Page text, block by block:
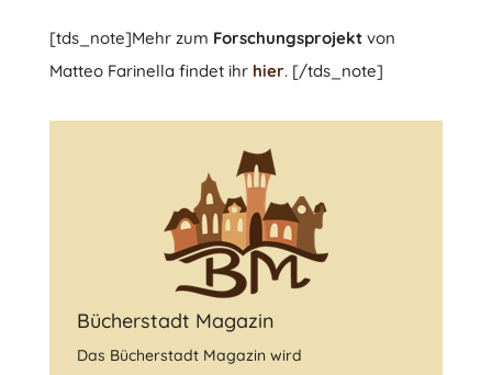
[tds_note]Mehr zum Forschungsprojektvon
Matteo Farinella findet ihr hier. [/tds_note]
Bücherstadt Magazin
Das Bücherstadt Magazin wird